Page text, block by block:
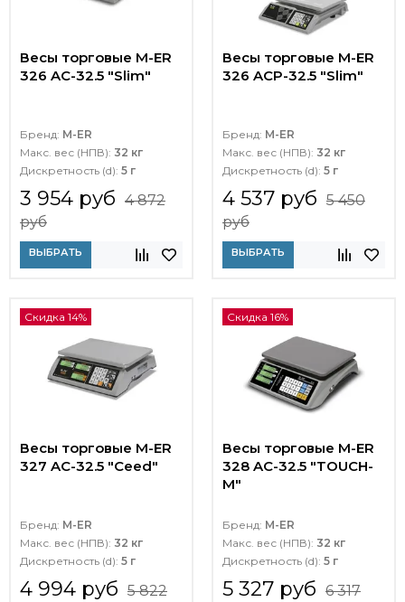
Весы торговые M-ER
326 AC-32.5 "Slim"
Бренд: M-ER
Макс. вес (НПВ): 32 кг
Дискретность (d): 5 г
3 954 руб 4 872
руб
ВЫБРАТЬ
Весы торговые M-ER
326 ACP-32.5 "Slim"
Бренд: M-ER
Макс. вес (НПВ): 32 кг
Дискретность (d): 5 г
4 537 руб 5 450
руб
ВЫБРАТЬ
Скидка 14%
Весы торговые M-ER
327 AC-32.5 "Ceed"
Бренд: M-ER
Макс. вес (НПВ): 32 кг
Дискретность (d): 5 г
4 994 руб 5 822
Скидка 16%
Весы торговые M-ER
328 AC-32.5 "TOUCH-
M"
Бренд: M-ER
Макс. вес (НПВ): 32 кг
Дискретность (d): 5 г
5 327 руб 6 317